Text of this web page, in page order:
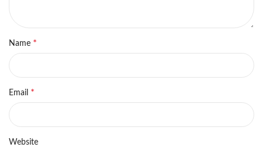
Name *
Email *
Website